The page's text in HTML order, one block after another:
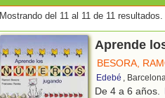
Mostrando del 11 al 11 de 11 resultados.
Aprende
BESORA,
Edebé ,
De 4 a 6 años.